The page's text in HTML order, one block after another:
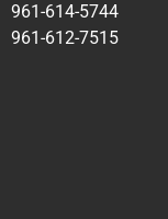
961-614-5744
961-612-7515